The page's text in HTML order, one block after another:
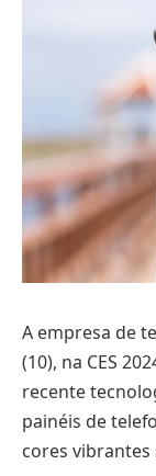
A empresa de
(10), na CES
recente
painéis de
cores